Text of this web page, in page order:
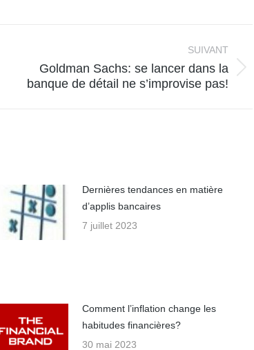
SUIVANT
suivant
Goldman Sachs: se lancer dans la
banque de détail ne s’improvise pas!
Dernières tendances en matière
d’applis bancaires
7 juillet 2023
Comment l’inflation change les
habitudes financières?
30 mai 2023